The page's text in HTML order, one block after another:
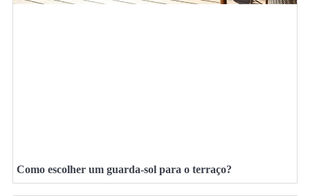
Como escolher um guarda-sol para o terraço?